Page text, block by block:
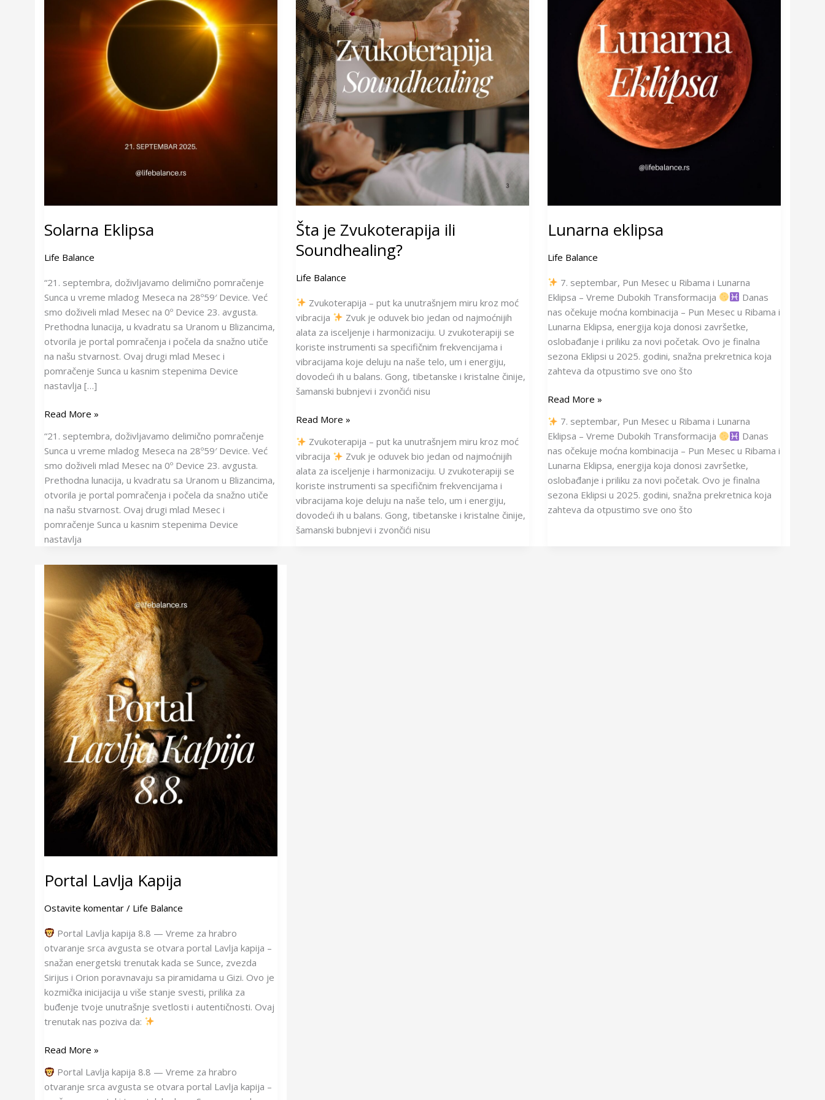
Solarna Eklipsa
Life Balance
“21. septembra, doživljavamo delimično pomračenje
Sunca u vreme mladog Meseca na 28º59′ Device. Već
smo doživeli mlad Mesec na 0º Device 23. avgusta.
Prethodna lunacija, u kvadratu sa Uranom u Blizancima,
otvorila je portal pomračenja i počela da snažno utiče
na našu stvarnost. Ovaj drugi mlad Mesec i
pomračenje Sunca u kasnim stepenima Device
nastavlja […]
Read More »
“21. septembra, doživljavamo delimično pomračenje
Sunca u vreme mladog Meseca na 28º59′ Device. Već
smo doživeli mlad Mesec na 0º Device 23. avgusta.
Prethodna lunacija, u kvadratu sa Uranom u Blizancima,
otvorila je portal pomračenja i počela da snažno utiče
na našu stvarnost. Ovaj drugi mlad Mesec i
pomračenje Sunca u kasnim stepenima Device
nastavlja
Šta je Zvukoterapija ili
Soundhealing?
Life Balance
Zvukoterapija – put ka unutrašnjem miru kroz moć
vibracija
Zvuk je oduvek bio jedan od najmoćnijih
alata za isceljenje i harmonizaciju. U zvukoterapiji se
koriste instrumenti sa specifičnim frekvencijama i
vibracijama koje deluju na naše telo, um i energiju,
dovodeći ih u balans. Gong, tibetanske i kristalne činije,
šamanski bubnjevi i zvončići nisu
Read More »
Zvukoterapija – put ka unutrašnjem miru kroz moć
vibracija
Zvuk je oduvek bio jedan od najmoćnijih
alata za isceljenje i harmonizaciju. U zvukoterapiji se
koriste instrumenti sa specifičnim frekvencijama i
vibracijama koje deluju na naše telo, um i energiju,
dovodeći ih u balans. Gong, tibetanske i kristalne činije,
šamanski bubnjevi i zvončići nisu
Lunarna eklipsa
Life Balance
7. septembar, Pun Mesec u Ribama i Lunarna
Eklipsa – Vreme Dubokih Transformacija
Danas
nas očekuje moćna kombinacija – Pun Mesec u Ribama i
Lunarna Eklipsa, energija koja donosi završetke,
oslobađanje i priliku za novi početak. Ovo je finalna
sezona Eklipsi u 2025. godini, snažna prekretnica koja
zahteva da otpustimo sve ono što
Read More »
7. septembar, Pun Mesec u Ribama i Lunarna
Eklipsa – Vreme Dubokih Transformacija
Danas
nas očekuje moćna kombinacija – Pun Mesec u Ribama i
Lunarna Eklipsa, energija koja donosi završetke,
oslobađanje i priliku za novi početak. Ovo je finalna
sezona Eklipsi u 2025. godini, snažna prekretnica koja
zahteva da otpustimo sve ono što
Portal Lavlja Kapija
Ostavite komentar / Life Balance
Portal Lavlja kapija 8.8 — Vreme za hrabro
otvaranje srca avgusta se otvara portal Lavlja kapija –
snažan energetski trenutak kada se Sunce, zvezda
Sirijus i Orion poravnavaju sa piramidama u Gizi. Ovo je
kozmička inicijacija u više stanje svesti, prilika za
buđenje tvoje unutrašnje svetlosti i autentičnosti. Ovaj
trenutak nas poziva da:
Kapija
Read More »
Portal Lavlja kapija 8.8 — Vreme za hrabro
otvaranje srca avgusta se otvara portal Lavlja kapija –